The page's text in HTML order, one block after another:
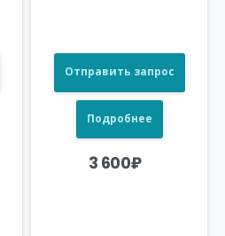
Отправить запрос
Подробнее
3 600₽